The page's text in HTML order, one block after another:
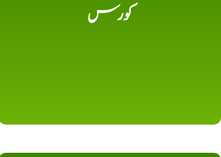
کورس